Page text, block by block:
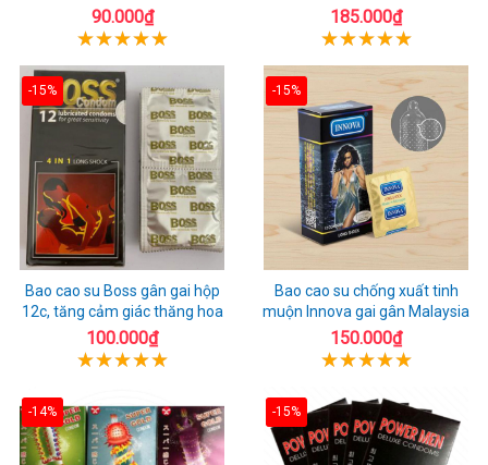
sử dụng
90.000₫
tăng khoái cảm
185.000₫
-15%
Bao cao su Boss gân gai hộp
12c, tăng cảm giác thăng hoa
100.000₫
-15%
Bao cao su chống xuất tinh
muộn Innova gai gân Malaysia
150.000₫
-14% -15%